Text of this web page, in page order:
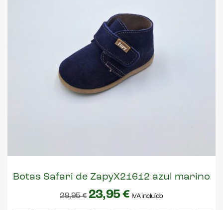
Botas Safari de ZapyX21612 azul marino
29,95€ 23,95€ IVA incluído